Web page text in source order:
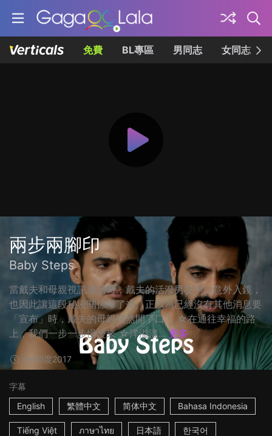
免費 BL專區 男同志 女同志
兩步兩腳印
Baby Steps
當戴夫和母親視訊通話時，戴夫的活潑男友伊山意外入鏡，
也因此讓這段秘密關係曝了光。正以為已經沒有其他消息要
「宣布」時，戴夫的母親突然開了口！ ☆在通往幸福的路
上，我們一步一步慢慢來 ☆洋溢溫... 更多
9m印度2017
字幕
English
繁體中文 简体中文 Bahasa Indonesia
Tiếng Việt ภาษาไทย 日本語 한국어